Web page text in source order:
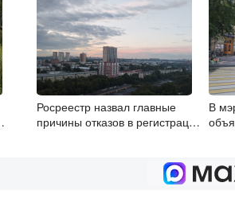
Росреестр назвал главные
причины отказов в регистрации
В